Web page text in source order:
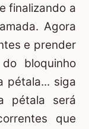
finalizando a
Agora
e prender
bloquinho
pétala... siga
pétala será
que